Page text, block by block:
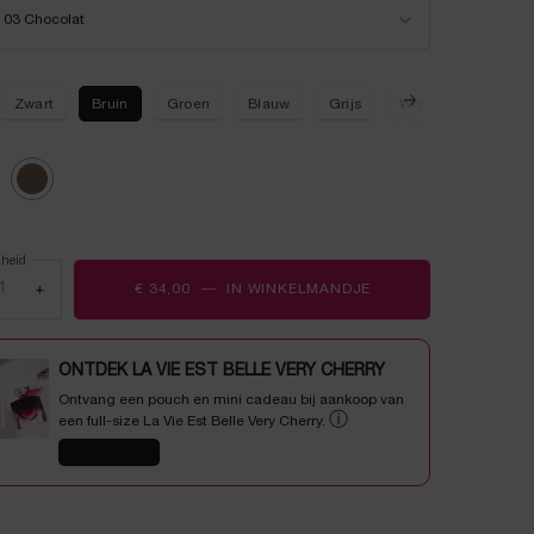
03 Chocolat
Zwart Bruin Groen Blauw Grijs Wit
1 of 2
Geselecteerd
04 Bronze Riche, 2 of 2
+ € 34,00 ― IN WINKELMANDJE
ONTDEK LA VIE EST BELLE VERY CHERRY
Ontvang een pouch en mini cadeau bij aankoop van
een full-size La Vie Est Belle Very Cherry. ⓘ